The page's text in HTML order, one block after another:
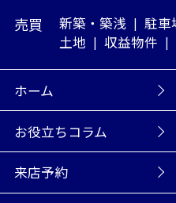
売買 新築・築浅 駐車
土地
収益物件
ホーム
お役立ちコラム
来店予約